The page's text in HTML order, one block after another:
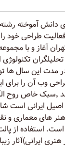
دانش آموخته
سال ۱۳۸۰ فعالیت
آغاز و با
مدت این سال ها
وب آن را برای
بومی سازی کند ٬‌سبک خاص
اصیل ایرانی است
های معماری و
است. استفاده از
هنری ایرانی)‌آثار